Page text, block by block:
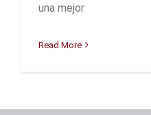
una mejor
Read More